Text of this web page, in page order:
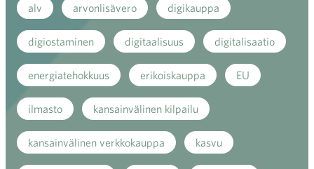
alv arvonlisävero digikauppa
digiostaminen digitaalisuus digitalisaatio
energiatehokkuus erikoiskauppa EU
ilmasto kansainvälinen kilpailu
kansainvälinen verkkokauppa kasvu